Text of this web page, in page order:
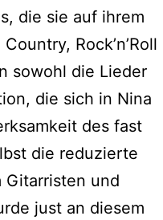
die sie auf ihrem
Rock’n’Roll
sowohl die Lieder
die sich in Nina
des fast
die reduzierte
Gitarristen und
just an diesem